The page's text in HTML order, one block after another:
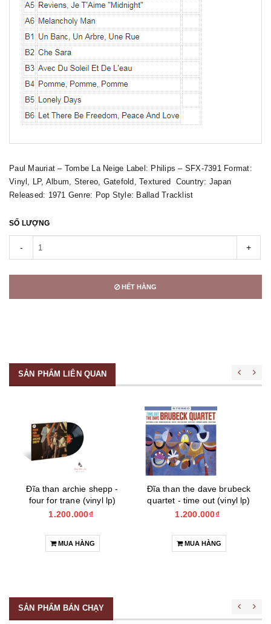
Paul Mauriat ‎– Tombe La Neige Label: Philips ‎– SFX-7391 Format:
Vinyl, LP, Album, Stereo, Gatefold, Textured Country: Japan
Released: 1971 Genre: Pop Style: Ballad Tracklist
SỐ LƯỢNG
- +
HẾT HÀNG
SẢN PHẨM LIÊN QUAN
Đĩa than archie shepp -
four for trane (vinyl lp)
1.200.000₫
MUA HÀNG
Đĩa than the dave brubeck
quartet - time out (vinyl lp)
1.200.000₫
MUA HÀNG
SẢN PHẨM BÁN CHẠY